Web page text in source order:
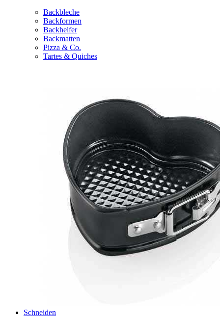
Backbleche
Backformen
Backhelfer
Backmatten
Pizza & Co.
Tartes & Quiches
Schneiden